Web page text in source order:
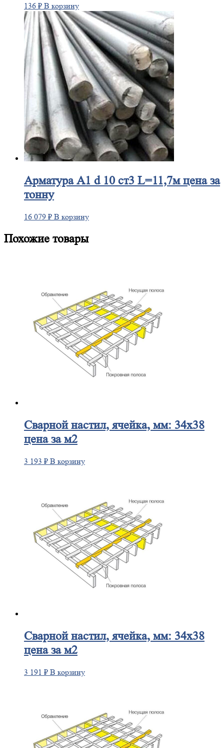
136 ₽ В корзину
АрматураА1 d 10 ст3 L=11,7м цена за
тонну
16 079 ₽ В корзину
Похожие товары
Сварнойнастил, ячейка, мм: 34х38
цена за м2
3 193 ₽ В корзину
Сварнойнастил, ячейка, мм: 34х38
цена за м2
3 191 ₽ В корзину